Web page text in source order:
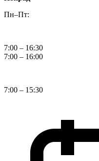
Пн–Пт:
7:00 – 16:30
7:00 – 16:00
7:00 – 15:30